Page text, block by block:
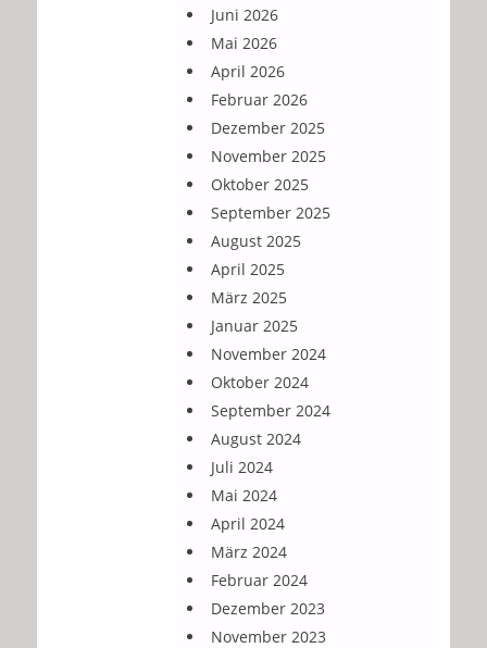
Juni 2026
Mai 2026
April 2026
Februar 2026
Dezember 2025
November 2025
Oktober 2025
September 2025
August 2025
April 2025
März 2025
Januar 2025
November 2024
Oktober 2024
September 2024
August 2024
Juli 2024
Mai 2024
April 2024
März 2024
Februar 2024
Dezember 2023
November 2023